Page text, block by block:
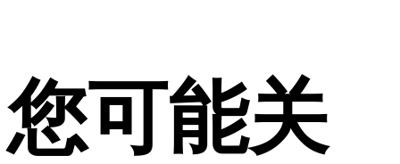
您可能关